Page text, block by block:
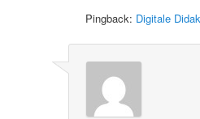
Pingback: Digitale